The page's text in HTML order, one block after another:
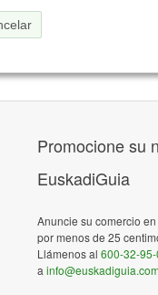
Promocione su
EuskadiGuia
Anuncie su comercio
por menos de 25
Llámenos al 600-32-
a